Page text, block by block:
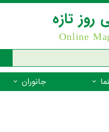
روز تازه
Online
جانوران